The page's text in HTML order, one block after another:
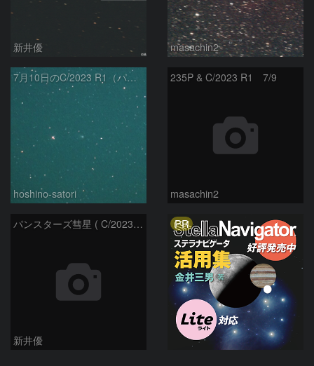
新井優 masachin2
7月10日のC/2023 R1（パンスターズ彗星）
hoshino-satori
235P & C/2023 R1 7/9
masachin2
パンスターズ彗星 ( C/2023R1 ) ：2026/05/20
新井優
PR